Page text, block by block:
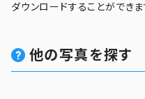
ダウンロードすることができま
他の写真を探す